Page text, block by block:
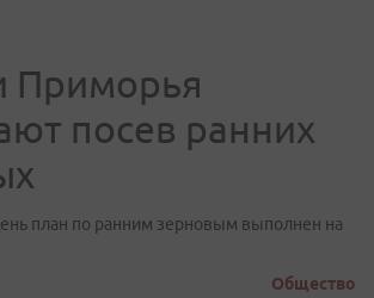
Приморья
посев ранних
план по ранним зерновым выполнен на
Общество